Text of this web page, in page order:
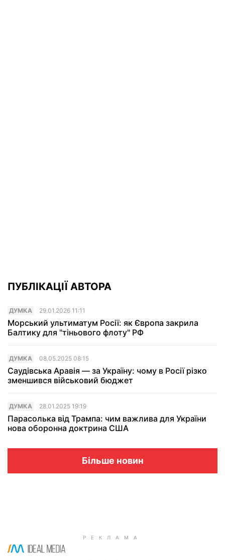
ПУБЛІКАЦІЇ АВТОРА
ДУМКА 29.01.2026 11:11
Морський ультиматум Росії: як Європа закрила
Балтику для "тіньового флоту" РФ
ДУМКА 08.05.2025 08:15
Саудівська Аравія — за Україну: чому в Росії різко
зменшився військовий бюджет
ДУМКА 28.01.2025 19:19
Парасолька від Трампа: чим важлива для України
нова оборонна доктрина США
Більше новин